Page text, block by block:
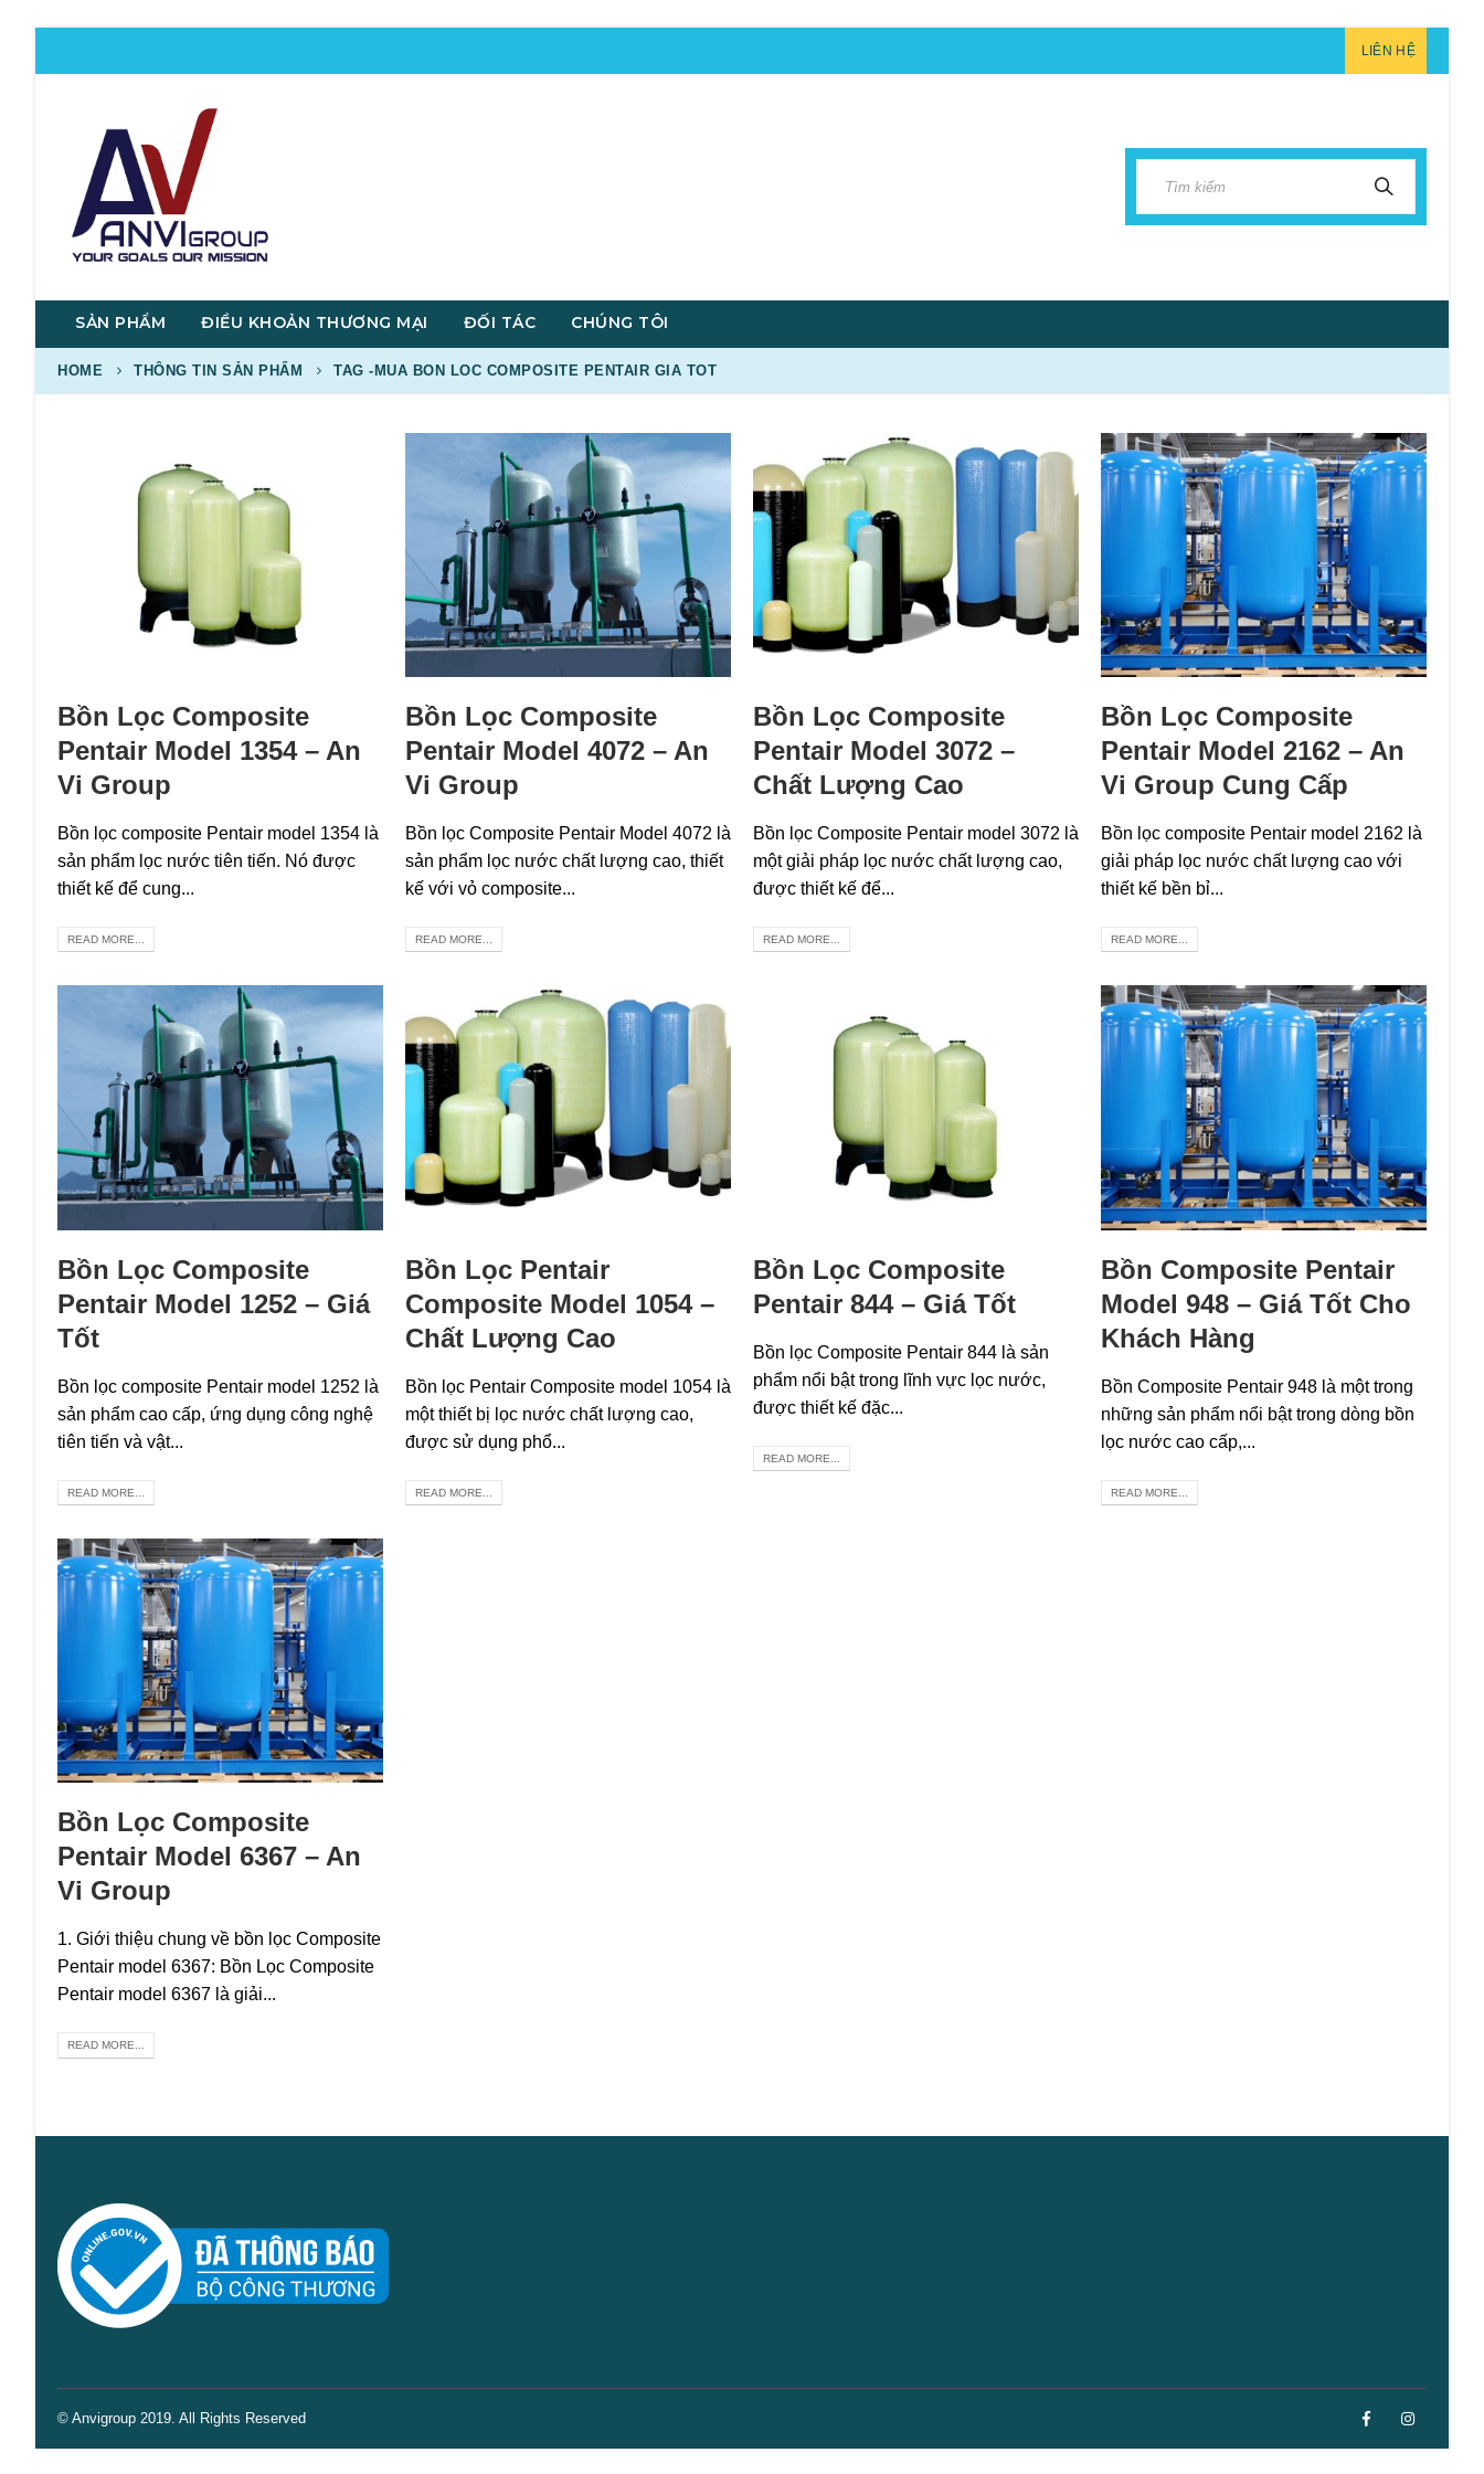
LIÊN HỆ
SẢN PHẨM ĐIỀU KHOẢN THƯƠNG MẠI ĐỐI TÁC CHÚNG TÔI
HOME THÔNG TIN SẢN PHẨM TAG -MUA BON LOC COMPOSITE PENTAIR GIA TOT
Bồn Lọc Composite
Pentair Model 1354 – An
Vi Group
Bồn lọc composite Pentair model 1354 là
sản phẩm lọc nước tiên tiến. Nó được
thiết kế để cung...
READ MORE...
Bồn Lọc Composite
Pentair Model 4072 – An
Vi Group
Bồn lọc Composite Pentair Model 4072 là
sản phẩm lọc nước chất lượng cao, thiết
kế với vỏ composite...
READ MORE...
Bồn Lọc Composite
Pentair Model 3072 –
Chất Lượng Cao
Bồn lọc Composite Pentair model 3072 là
một giải pháp lọc nước chất lượng cao,
được thiết kế để...
READ MORE...
Bồn Lọc Composite
Pentair Model 2162 – An
Vi Group Cung Cấp
Bồn lọc composite Pentair model 2162 là
giải pháp lọc nước chất lượng cao với
thiết kế bền bỉ...
READ MORE...
Bồn Lọc Composite
Pentair Model 1252 – Giá
Tốt
Bồn lọc composite Pentair model 1252 là
sản phẩm cao cấp, ứng dụng công nghệ
tiên tiến và vật...
READ MORE...
Bồn Lọc Pentair
Composite Model 1054 –
Chất Lượng Cao
Bồn lọc Pentair Composite model 1054 là
một thiết bị lọc nước chất lượng cao,
được sử dụng phổ...
READ MORE...
Bồn Lọc Composite
Pentair 844 – Giá Tốt
Bồn lọc Composite Pentair 844 là sản
phẩm nổi bật trong lĩnh vực lọc nước,
được thiết kế đặc...
READ MORE...
Bồn Composite Pentair
Model 948 – Giá Tốt Cho
Khách Hàng
Bồn Composite Pentair 948 là một trong
những sản phẩm nổi bật trong dòng bồn
lọc nước cao cấp,...
READ MORE...
Bồn Lọc Composite
Pentair Model 6367 – An
Vi Group
1. Giới thiệu chung về bồn lọc Composite
Pentair model 6367: Bồn Lọc Composite
Pentair model 6367 là giải...
READ MORE...
© Anvigroup 2019. All Rights Reserved